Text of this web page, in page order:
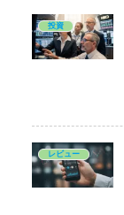
投資
レビュー